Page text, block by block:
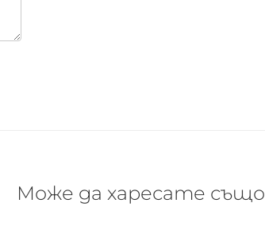
Може да харесате също